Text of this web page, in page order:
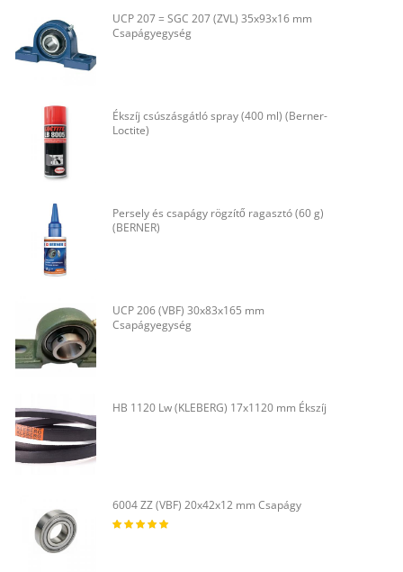
UCP 207 = SGC 207 (ZVL) 35x93x16 mm
Csapágyegység
Ékszíj csúszásgátló spray (400 ml) (Berner-
Loctite)
Persely és csapágy rögzítő ragasztó (60 g)
(BERNER)
UCP 206 (VBF) 30x83x165 mm
Csapágyegység
HB 1120 Lw (KLEBERG) 17x1120 mm Ékszíj
6004 ZZ (VBF) 20x42x12 mm Csapágy